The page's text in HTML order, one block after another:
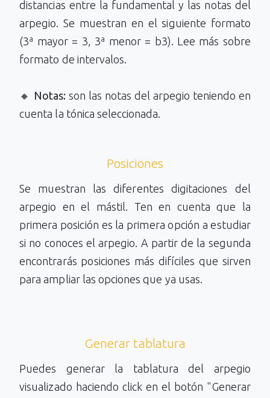
distancias entre la fundamental y las notas del
arpegio. Se muestran en el siguiente formato
(3ª mayor = 3, 3ª menor = b3). Lee más sobre
formato de intervalos.
🔸 Notas: son las notas del arpegio teniendo en
cuenta la tónica seleccionada.
Posiciones
Se muestran las diferentes digitaciones del
arpegio en el mástil. Ten en cuenta que la
primera posición es la primera opción a estudiar
si no conoces el arpegio. A partir de la segunda
encontrarás posiciones más difíciles que sirven
para ampliar las opciones que ya usas.
Generar tablatura
Puedes generar la tablatura del arpegio
visualizado haciendo click en el botón "Generar